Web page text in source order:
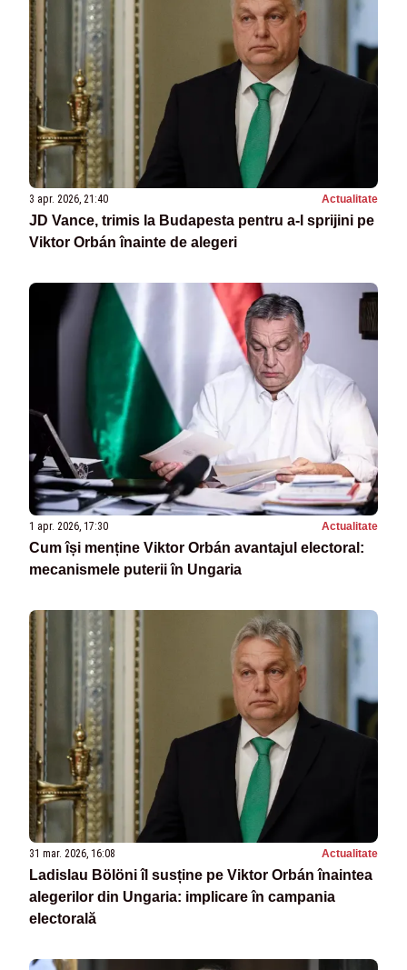
3 apr. 2026, 21:40 Actualitate
JD Vance, trimis la Budapesta pentru a-l sprijini pe
Viktor Orbán înainte de alegeri
1 apr. 2026, 17:30 Actualitate
Cum își menține Viktor Orbán avantajul electoral:
mecanismele puterii în Ungaria
31 mar. 2026, 16:08 Actualitate
Ladislau Bölöni îl susține pe Viktor Orbán înaintea
alegerilor din Ungaria: implicare în campania
electorală